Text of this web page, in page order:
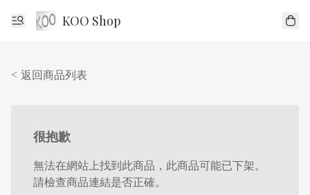
KOO Shop
< 返回商品列表
很抱歉
無法在網站上找到此商品，此商品可能已下架。
請檢查商品連結是否正確。